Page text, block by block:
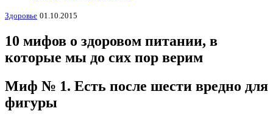
Здоровье 01.10.2015
10 мифов о здоровом питании, в
которые мы до сих пор верим
Миф № 1. Есть после шести вредно для
фигуры